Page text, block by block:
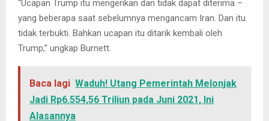
“Ucapan Trump itu mengerikan dan tidak dapat diterima –
yang beberapa saat sebelumnya mengancam Iran. Dan itu
tidak terbukti. Bahkan ucapan itu ditarik kembali oleh
Trump,” ungkap Burnett.
Baca lagi Waduh! Utang Pemerintah Melonjak
Jadi Rp6.554,56 Triliun pada Juni 2021, Ini
Alasannya